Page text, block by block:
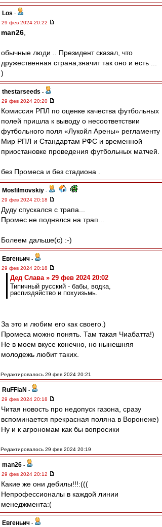
Los -
29 фев 2024 20:22
man26
обычные люди .. Президент сказал, что
дружественная страна,значит так оно и есть ...
)
thestarseeds -
29 фев 2024 20:20
Комиссия РПЛ по оценке качества футбольных
полей пришла к выводу о несоответствии
футбольного поля «Лукойл Арены» регламенту
Мир РПЛ и Стандартам РФС и временной
приостановке проведения футбольных матчей.
без Промеса и без стадиона .
Mosfilmovskiy -
29 фев 2024 20:18
Дуду спускался с трапа...
Промес не поднялся на трап...
Болеем дальше(с) :-)
Евгеньич -
29 фев 2024 20:18
Дед Слава » 29 фев 2024 20:02
Типичный русский - бабы, водка,
распиздяйство и похуизьмь.
За это и любим его как своего.)
Промеса можно понять. Там такая Чиабатта!)
Не в моем вкусе конечно, но нынешняя
молодежь любит таких.
Редактировалось 29 фев 2024 20:21
RuFFiaN -
29 фев 2024 20:18
Читая новость про недопуск газона, сразу
вспоминается прекрасная поляна в Воронеже)
Ну и к агрономам как бы вопросики
Редактировалось 29 фев 2024 20:19
man26 -
29 фев 2024 20:12
Какие же они дебилы!!!:(((
Непрофессионалы в каждой линии
менеджмента:(
Евгеньич -